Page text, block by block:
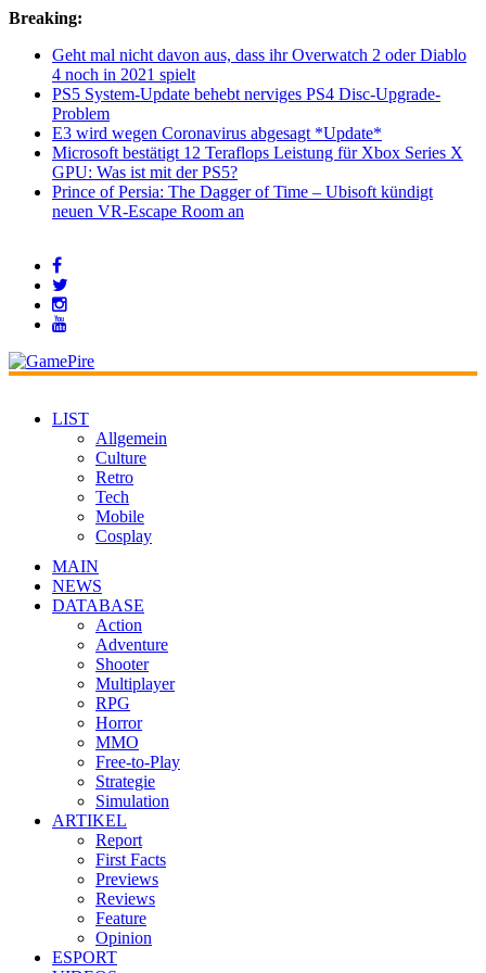
Breaking:
Geht mal nicht davon aus, dass ihr Overwatch 2 oder Diablo
4 noch in 2021 spielt
PS5 System-Update behebt nerviges PS4 Disc-Upgrade-
Problem
E3 wird wegen Coronavirus abgesagt *Update*
Microsoft bestätigt 12 Teraflops Leistung für Xbox Series X
GPU: Was ist mit der PS5?
Prince of Persia: The Dagger of Time – Ubisoft kündigt
neuen VR-Escape Room an
LIST
Allgemein
Culture
Retro
Tech
Mobile
Cosplay
MAIN
NEWS
DATABASE
Action
Adventure
Shooter
Multiplayer
RPG
Horror
MMO
Free-to-Play
Strategie
Simulation
ARTIKEL
Report
First Facts
Previews
Reviews
Feature
Opinion
ESPORT